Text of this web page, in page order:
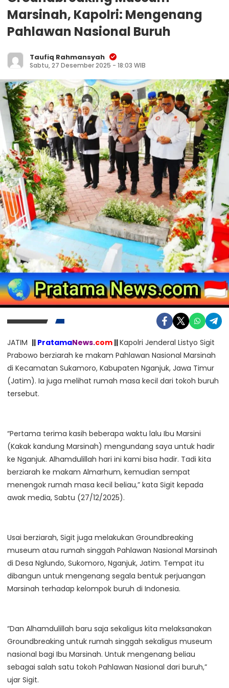
Marsinah, Kapolri: Mengenang
Pahlawan Nasional Buruh
Taufiq Rahmansyah
Sabtu, 27 Desember 2025 - 18:03 WIB
JATIM || PratamaNews.com ||Kapolri Jenderal Listyo Sigit
Prabowo berziarah ke makam Pahlawan Nasional Marsinah
di Kecamatan Sukamoro, Kabupaten Nganjuk, Jawa Timur
(Jatim). Ia juga melihat rumah masa kecil dari tokoh buruh
tersebut.
“Pertama terima kasih beberapa waktu lalu Ibu Marsini
(Kakak kandung Marsinah) mengundang saya untuk hadir
ke Nganjuk. Alhamdulillah hari ini kami bisa hadir. Tadi kita
berziarah ke makam Almarhum, kemudian sempat
menengok rumah masa kecil beliau,” kata Sigit kepada
awak media, Sabtu (27/12/2025).
Usai berziarah, Sigit juga melakukan Groundbreaking
museum atau rumah singgah Pahlawan Nasional Marsinah
di Desa Nglundo, Sukomoro, Nganjuk, Jatim. Tempat itu
dibangun untuk mengenang segala bentuk perjuangan
Marsinah terhadap kelompok buruh di Indonesia.
“Dan Alhamdulillah baru saja sekaligus kita melaksanakan
Groundbreaking untuk rumah singgah sekaligus museum
nasional bagi Ibu Marsinah. Untuk mengenang beliau
sebagai salah satu tokoh Pahlawan Nasional dari buruh,”
ujar Sigit.